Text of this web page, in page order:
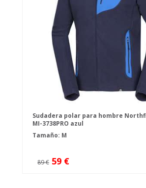
Sudadera polar para hombre
MI-3738PRO azul
Tamaño: M
89 € 59 €